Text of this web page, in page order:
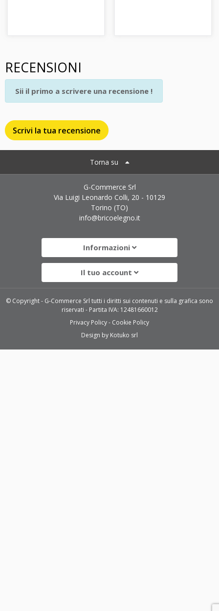
RECENSIONI
Scrivi la tua recensione
Sii il primo a scrivere una recensione !
Torna su
G-Commerce Srl
Via Luigi Leonardo Colli, 20 - 10129
Torino (TO)
info@bricoelegno.it
Informazioni
Il tuo account
© Copyright - G-Commerce Srl tutti i diritti sui contenuti e sulla grafica sono
riservati - Partita IVA: 12481660012
Privacy Policy
Cookie Policy
Design by Kotuko srl